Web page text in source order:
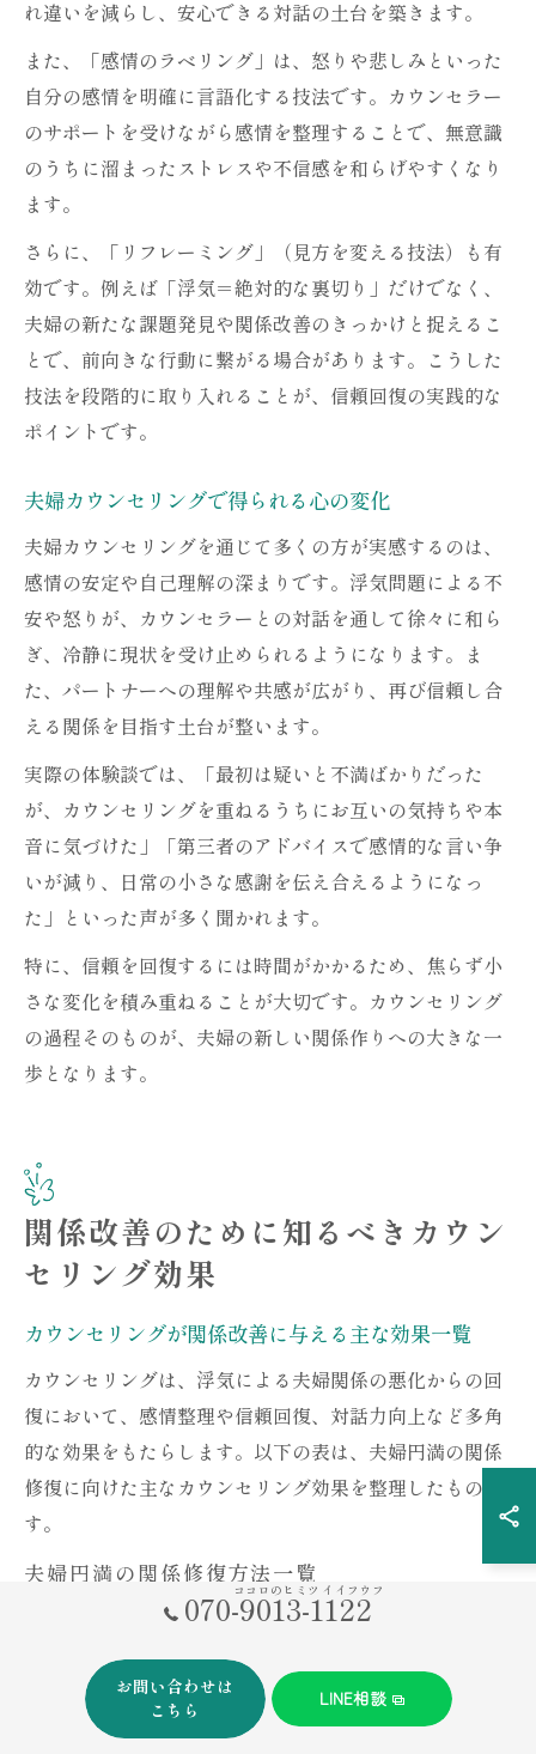
れ違いを減らし、安心できる対話の土台を築きます。
また、「感情のラベリング」は、怒りや悲しみといった
自分の感情を明確に言語化する技法です。カウンセラー
のサポートを受けながら感情を整理することで、無意識
のうちに溜まったストレスや不信感を和らげやすくなり
ます。
さらに、「リフレーミング」（見方を変える技法）も有
効です。例えば「浮気＝絶対的な裏切り」だけでなく、
夫婦の新たな課題発見や関係改善のきっかけと捉えるこ
とで、前向きな行動に繋がる場合があります。こうした
技法を段階的に取り入れることが、信頼回復の実践的な
ポイントです。
夫婦カウンセリングで得られる心の変化
夫婦カウンセリングを通じて多くの方が実感するのは、
感情の安定や自己理解の深まりです。浮気問題による不
安や怒りが、カウンセラーとの対話を通して徐々に和ら
ぎ、冷静に現状を受け止められるようになります。ま
た、パートナーへの理解や共感が広がり、再び信頼し合
える関係を目指す土台が整います。
実際の体験談では、「最初は疑いと不満ばかりだった
が、カウンセリングを重ねるうちにお互いの気持ちや本
音に気づけた」「第三者のアドバイスで感情的な言い争
いが減り、日常の小さな感謝を伝え合えるようになっ
た」といった声が多く聞かれます。
特に、信頼を回復するには時間がかかるため、焦らず小
さな変化を積み重ねることが大切です。カウンセリング
の過程そのものが、夫婦の新しい関係作りへの大きな一
歩となります。
関係改善のために知るべきカウン
セリング効果
カウンセリングが関係改善に与える主な効果一覧
カウンセリングは、浮気による夫婦関係の悪化からの回
復において、感情整理や信頼回復、対話力向上など多角
的な効果をもたらします。以下の表は、夫婦円満の関係
修復に向けた主なカウンセリング効果を整理したもので
す。
夫婦円満の関係修復方法一覧
感情の整理と自己理解の促進
信頼関係の再構築
効果的なコミュニケーション技術の習得
070-9013-1122
ココロのヒミツ イイフウフ
お問い合わせは
こちら
LINE相談